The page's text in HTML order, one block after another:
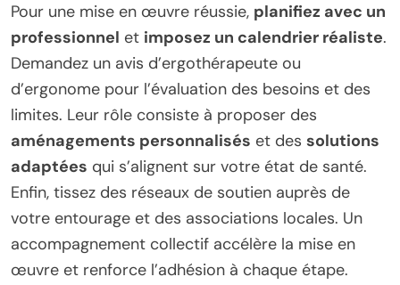
Pour une mise en œuvre réussie, planifiez avec un
professionnel et imposez un calendrier réaliste.
Demandez un avis d’ergothérapeute ou
d’ergonome pour l’évaluation des besoins et des
limites. Leur rôle consiste à proposer des
aménagements personnalisés et des solutions
adaptées qui s’alignent sur votre état de santé.
Enfin, tissez des réseaux de soutien auprès de
votre entourage et des associations locales. Un
accompagnement collectif accélère la mise en
œuvre et renforce l’adhésion à chaque étape.